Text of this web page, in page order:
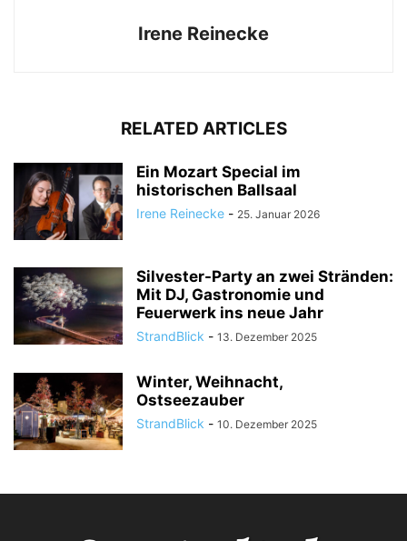
Irene Reinecke
RELATED ARTICLES
Ein Mozart Special im
historischen Ballsaal
Irene Reinecke - 25. Januar 2026
Silvester-Party an zwei Stränden:
Mit DJ, Gastronomie und
Feuerwerk ins neue Jahr
StrandBlick - 13. Dezember 2025
Winter, Weihnacht,
Ostseezauber
StrandBlick - 10. Dezember 2025